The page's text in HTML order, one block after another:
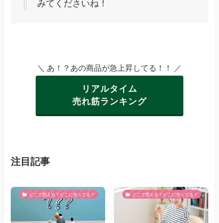
みてくださいね！
＼ あ！？あの商品が急上昇してる！！ ／
リアルタイム
売れ筋ランキング
注目記事
どこで買える？どこに売ってる？ どこで買える？どこに売ってる？